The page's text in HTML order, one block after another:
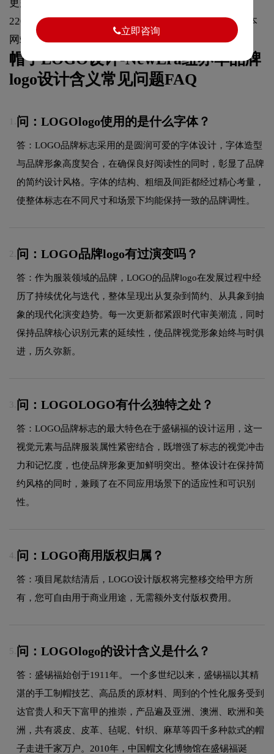
更多logo设计相关资讯，欢迎“手机/微信：135 0150
2207、189 2886 8550”联系我们，或者收藏或者关注本
网站
https://logo9.net，我们会持续更新内容。
帽子LOGO设计-NewEra纽亦华品牌
logo设计含义常见问题FAQ
问：LOGOlogo使用的是什么字体？
答：LOGO品牌标志采用的是圆润可爱的字体设计，字体造型
与品牌形象高度契合，在确保良好阅读性的同时，彰显了品牌
的简约设计风格。字体的结构、粗细及间距都经过精心考量，
使整体标志在不同尺寸和场景下均能保持一致的品牌调性。
2. 问：LOGO品牌logo有过演变吗？
答：作为服装领域的品牌，LOGO的品牌logo在发展过程中经
历了持续优化与迭代，整体呈现出从复杂到简约、从具象到抽
象的现代化演变趋势。每一次更新都紧跟时代审美潮流，同时
保持品牌核心识别元素的延续性，使品牌视觉形象始终与时俱
进，历久弥新。
3. 问：LOGOLOGO有什么独特之处？
答：LOGO品牌标志的最大特色在于盛锡福的设计运用，这一
视觉元素与品牌服装属性紧密结合，既增强了标志的视觉冲击
力和记忆度，也使品牌形象更加鲜明突出。整体设计在保持简
约风格的同时，兼顾了在不同应用场景下的适应性和可识别
性。
4. 问：LOGO商用版权归属？
答：项目尾款结清后，LOGO设计版权将完整移交给甲方所
有，您可自由用于商业用途，无需额外支付版权费用。
5. 问：LOGOlogo的设计含义是什么？
答：盛锡福始创于1911年。 一个多世纪以来，盛锡福以其精
湛的手工制帽技艺、高品质的原材料、周到的个性化服务受到
达官贵人和天下富甲的推崇，产品遍及亚洲、澳洲、欧洲和美
洲，共有裘皮、皮革、毡呢、针织、麻草等四千多种款式的帽
子走进千家万户。2010年，中国帽文化博物馆在盛锡福诞
立即咨询